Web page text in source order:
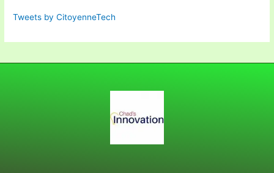
Tweets by CitoyenneTech